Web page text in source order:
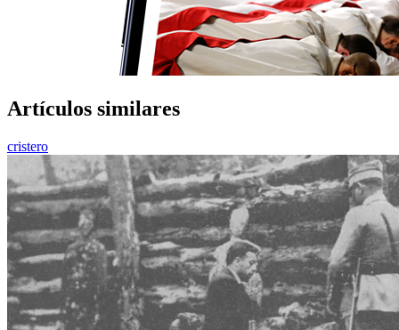
Artículos similares
cristero